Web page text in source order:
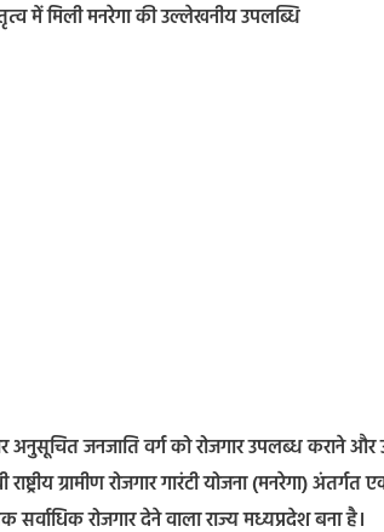
में मिली मनरेगा की उल्लेखनीय उपलब्धि
अनुसूचित जनजाति वर्ग को रोजगार उपलब्ध कराने और
ग्रामीण रोजगार गारंटी योजना (मनरेगा) अंतर्गत
रोजगार देने वाला राज्य मध्यप्रदेश बना है।